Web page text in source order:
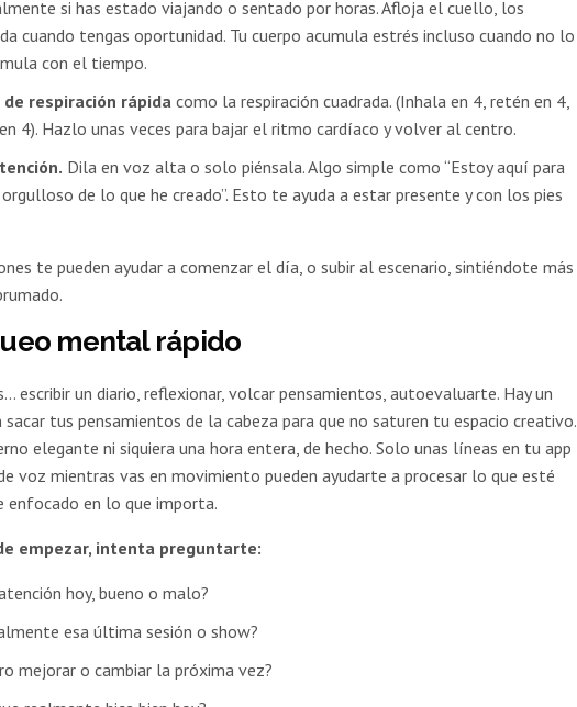
si has estado viajando o sentado por horas. Afloja el cuello, los
cuando tengas oportunidad. Tu cuerpo acumula estrés incluso cuando no lo
con el tiempo.
de respiración rápida como la respiración cuadrada. (Inhala en 4, retén en 4,
4). Hazlo unas veces para bajar el ritmo cardíaco y volver al centro.
Dila en voz alta o solo piénsala. Algo simple como “Estoy aquí para
de lo que he creado”. Esto te ayuda a estar presente y con los pies
te pueden ayudar a comenzar el día, o subir al escenario, sintiéndote más
mental rápido
escribir un diario, reflexionar, volcar pensamientos, autoevaluarte. Hay un
sacar tus pensamientos de la cabeza para que no saturen tu espacio creativo.
elegante ni siquiera una hora entera, de hecho. Solo unas líneas en tu app
voz mientras vas en movimiento pueden ayudarte a procesar lo que esté
enfocado en lo que importa.
empezar, intenta preguntarte:
hoy, bueno o malo?
esa última sesión o show?
mejorar o cambiar la próxima vez?